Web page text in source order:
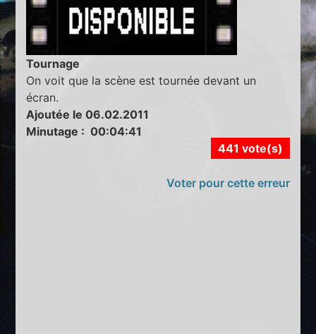
Tournage
On voit que la scène est tournée devant un
écran.
Ajoutée le 06.02.2011
Minutage : 00:04:41
441 vote(s)
Voter pour cette erreur